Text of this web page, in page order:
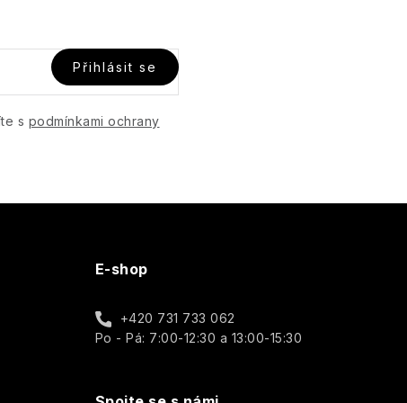
s podmínkami ochrany
Přihlásit se
E-shop
+420 731 733 062
Po - Pá: 7:00-12:30 a 13:00-15:30